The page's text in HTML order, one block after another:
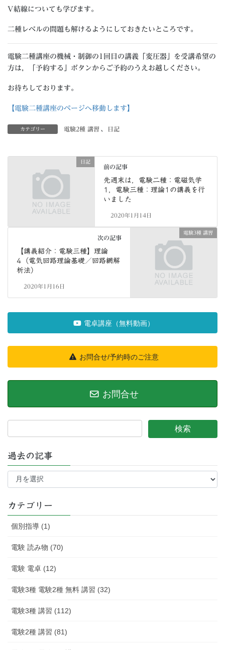
V結線についても学びます。
二種レベルの問題も解けるようにしておきたいところです。
電験二種講座の機械・制御の1回目の講義「変圧器」を受講希望の
方は，「予約する」ボタンからご予約のうえお越しください。
お待ちしております。
【電験二種講座のページへ移動します】
カテゴリー 電験2種 講習 、 日記
日記
前の記事
先週末は，電験二種：電磁気学
1，電験三種：理論1の講義を行
いました
2020年1月14日
電験3種 講習
次の記事
【講義紹介：電験三種】理論
4（電気回路理論基礎／回路網解
析法）
2020年1月16日
電卓講座（無料動画）
お問合せ/予約時のご注意
お問合せ
過去の記事
過
記
カテゴリー
個別指導 (1)
電験 読み物 (70)
電験 電卓 (12)
電験3種 電験2種 無料 講習 (32)
電験3種 講習 (112)
電験2種 講習 (81)